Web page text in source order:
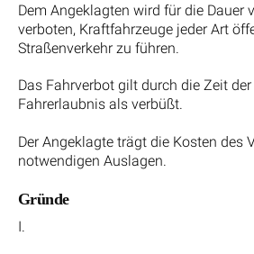
Dem Angeklagten wird für die Dauer
verboten, Kraftfahrzeuge jeder Art
Straßenverkehr zu führen.
Das Fahrverbot gilt durch die Zeit
Fahrerlaubnis als verbüßt.
Der Angeklagte trägt die Kosten des
notwendigen Auslagen.
Gründe
I.